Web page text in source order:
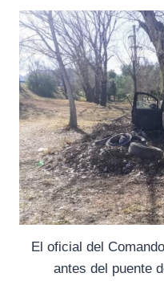
El oficial del
antes del puente